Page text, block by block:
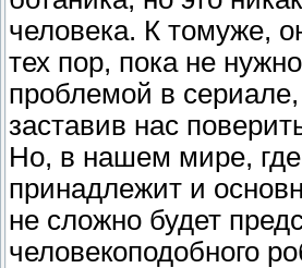
человека. К томуже,
тех пор, пока не
проблемой в
заставив нас
Но, в нашем мире, где
принадлежит и
не сложно будет
человекоподобного